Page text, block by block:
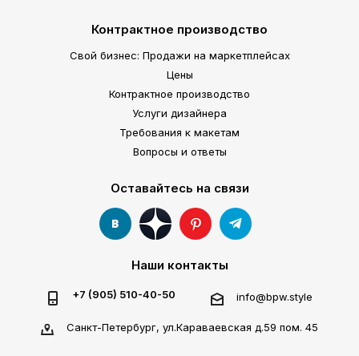
Контрактное производство
Свой бизнес: Продажи на маркетплейсах
Цены
Контрактное производство
Услуги дизайнера
Требования к макетам
Вопросы и ответы
Оставайтесь на связи
Наши контакты
+7 (905) 510-40-50 info@bpw.style
Санкт-Петербург, ул.Караваевская д.59 пом. 45